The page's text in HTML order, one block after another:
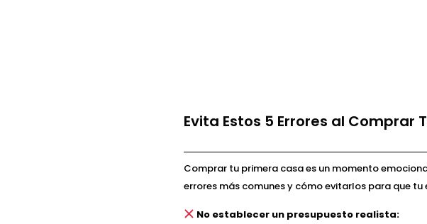
Evita Estos 5 Errores al Comprar
Comprar tu primera casa es un momento
errores más comunes y cómo evitarlos para que
No establecer un presupuesto realista: